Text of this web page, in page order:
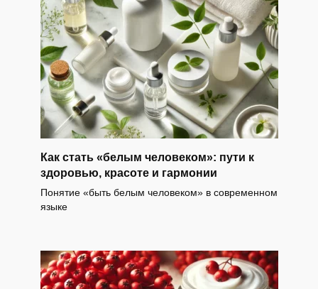
Как стать «белым человеком»: пути к
здоровью, красоте и гармонии
Понятие «быть белым человеком» в современном
языке